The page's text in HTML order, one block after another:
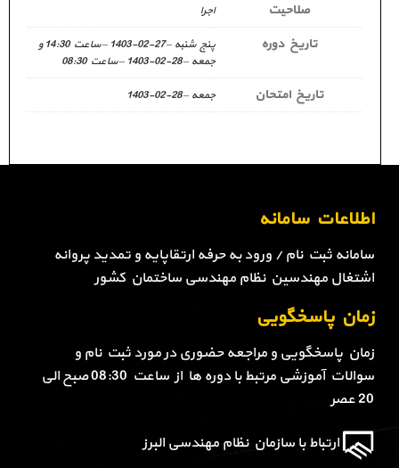
صلاحیت اجرا
تاریخ دوره
پنج شنبه – 27-02-1403 – ساعت 14:30 و
جمعه – 28-02-1403 – ساعت 08:30
تاریخ امتحان جمعه – 28-02-1403
اطلاعات سامانه
سامانه ثبت نام / ورود به حرفه ارتقاپایه و تمدید پروانه
اشتغال مهندسین نظام مهندسی ساختمان کشور
زمان پاسخگویی
زمان پاسخگویی و مراجعه حضوری در مورد ثبت نام و
سوالات آموزشی مرتبط با دوره ها از ساعت 08:30 صبح الی
20 عصر
ارتباط با سازمان نظام مهندسی البرز